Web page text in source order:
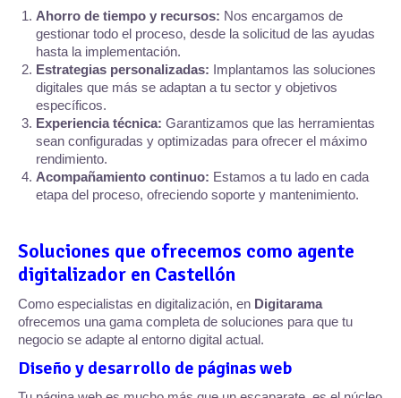
Ahorro de tiempo y recursos: Nos encargamos de
gestionar todo el proceso, desde la solicitud de las ayudas
hasta la implementación.
Estrategias personalizadas: Implantamos las soluciones
digitales que más se adaptan a tu sector y objetivos
específicos.
Experiencia técnica: Garantizamos que las herramientas
sean configuradas y optimizadas para ofrecer el máximo
rendimiento.
Acompañamiento continuo: Estamos a tu lado en cada
etapa del proceso, ofreciendo soporte y mantenimiento.
Soluciones que ofrecemos como agente
digitalizador en Castellón
Como especialistas en digitalización, en Digitarama
ofrecemos una gama completa de soluciones para que tu
negocio se adapte al entorno digital actual.
Diseño y desarrollo de páginas web